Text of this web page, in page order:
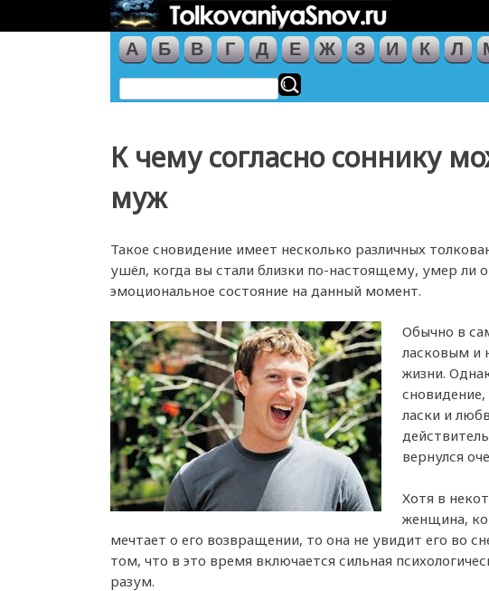
А Б В Г Д Е Ж З И К Л
К чему согласно соннику
муж
Такое сновидение имеет несколько различных
ушёл, когда вы стали близки по-настоящему, умер ли
эмоциональное состояние на данный момент.
Обычно в
ласковым и
жизни.
ласки и
вернулся
Хотя в
женщина,
мечтает о его возвращении, то она не увидит его во
том, что в это время включается сильная
разум.